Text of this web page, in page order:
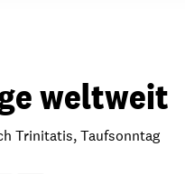
weltweit
Trinitatis, Taufsonntag